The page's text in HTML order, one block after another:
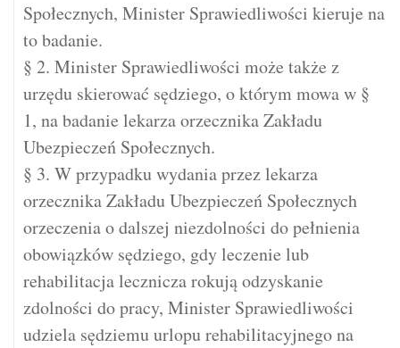
Społecznych, Minister Sprawiedliwości kieruje na
to badanie.
§ 2. Minister Sprawiedliwości może także z
urzędu skierować sędziego, o którym mowa w §
1, na badanie lekarza orzecznika Zakładu
Ubezpieczeń Społecznych.
§ 3. W przypadku wydania przez lekarza
orzecznika Zakładu Ubezpieczeń Społecznych
orzeczenia o dalszej niezdolności do pełnienia
obowiązków sędziego, gdy leczenie lub
rehabilitacja lecznicza rokują odzyskanie
zdolności do pracy, Minister Sprawiedliwości
udziela sędziemu urlopu rehabilitacyjnego na